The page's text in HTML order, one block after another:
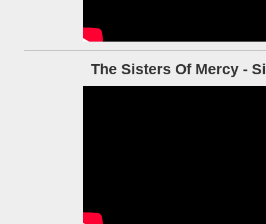
The Sisters Of Mercy -